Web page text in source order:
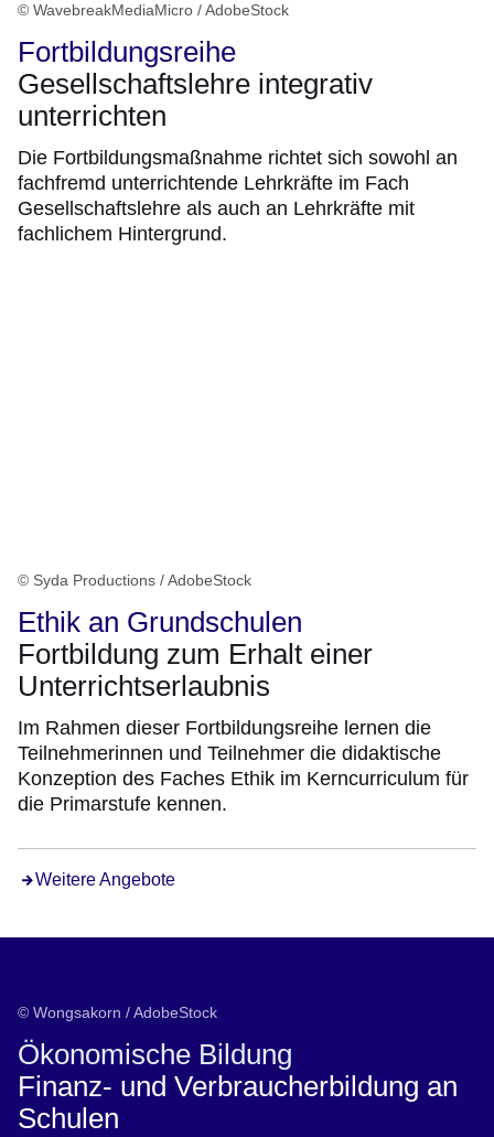
© WavebreakMediaMicro / AdobeStock
Fortbildungsreihe
Gesellschaftslehre integrativ
unterrichten
Die Fortbildungsmaßnahme richtet sich sowohl an
fachfremd unterrichtende Lehrkräfte im Fach
Gesellschaftslehre als auch an Lehrkräfte mit
fachlichem Hintergrund.
© Syda Productions / AdobeStock
Ethik an Grundschulen
Fortbildung zum Erhalt einer
Unterrichtserlaubnis
Im Rahmen dieser Fortbildungsreihe lernen die
Teilnehmerinnen und Teilnehmer die didaktische
Konzeption des Faches Ethik im Kerncurriculum für
die Primarstufe kennen.
Weitere Angebote
© Wongsakorn / AdobeStock
Ökonomische Bildung
Finanz- und Verbraucherbildung an
Schulen